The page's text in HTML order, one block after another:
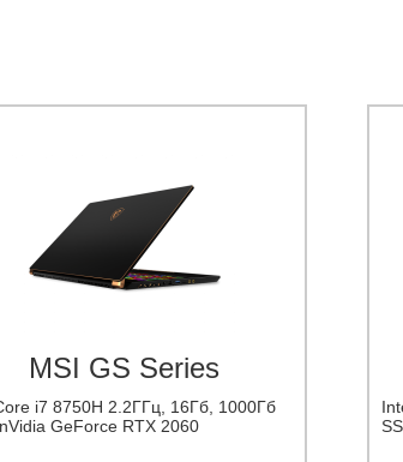
MSI GS Series
i7 8750H 2.2ГГц, 16Гб, 1000Гб
GeForce RTX 2060